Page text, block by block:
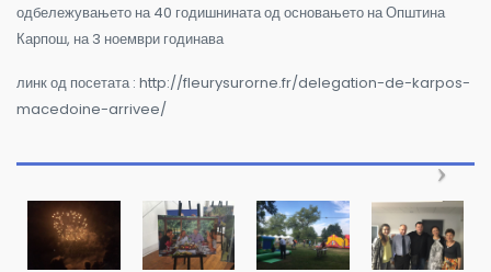
одбележувањето на 40 годишнината од основањето на Општина
Карпош, на 3 ноември годинава
линк од посетата : http://fleurysurorne.fr/delegation-de-karpos-
macedoine-arrivee/